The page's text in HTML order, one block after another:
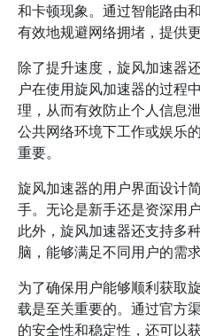
和卡顿现象。通过智能路由
有效地规避网络拥堵，提供
除了提升速度，旋风加速器
户在使用旋风加速器的过程
理，从而有效防止个人信息
公共网络环境下工作或娱乐
重要。
旋风加速器的用户界面设计
手。无论是新手还是资深用
此外，旋风加速器还支持多
脑，能够满足不同用户的需求
为了确保用户能够顺利获取
载是至关重要的。通过官方
的安全性和稳定性，还可以